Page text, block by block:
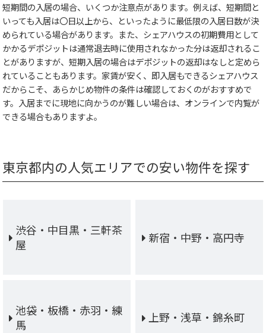
短期間の入居の場合、いくつか注意点があります。例えば、短期間と
いっても入居は〇日以上から、といったように最低限の入居日数が決
められている場合があります。また、シェアハウスの初期費用として
かかるデポジットは通常退去時に使用されなかった分は返却されるこ
とがありますが、短期入居の場合はデポジットの返却はなしと定めら
れていることもあります。家賃が安く、即入居もできるシェアハウス
だからこそ、あらかじめ物件の条件は確認しておくのがおすすめで
す。入居までに現地に向かうのが難しい場合は、オンラインで内覧が
できる場合もありますよ。
東京都内の人気エリアでの安い物件を探す
渋谷・中目黒・三軒茶
屋
新宿・中野・高円寺
池袋・板橋・赤羽・練
馬
上野・浅草・錦糸町